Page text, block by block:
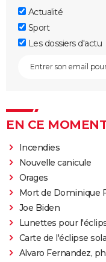
Actualité
Sport
Les dossiers d'actu
EN CE
Incendies
Nouvelle canicule
Orages
Mort de Dominique
Joe Biden
Lunettes pour
Carte de l'éclipse
Alvaro Fernandez,